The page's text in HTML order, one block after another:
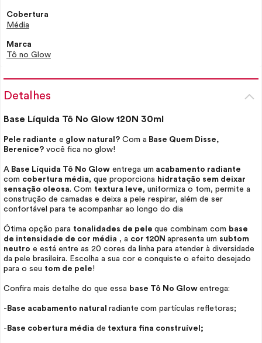
Cobertura
Média
Marca
Tô no Glow
Detalhes
Base Líquida Tô No Glow 120N 30ml
Pele radiante e glow natural? Com a Base Quem Disse,
Berenice? você fica no glow!
A Base Líquida Tô No Glow entrega um acabamento radiante
com cobertura média, que proporciona hidratação sem deixar
sensação oleosa. Com textura leve, uniformiza o tom, permite a
construção de camadas e deixa a pele respirar, além de ser
confortável para te acompanhar ao longo do dia
Ótima opção para tonalidades de pele que combinam com base
de intensidade de cor média , a cor 120N apresenta um subtom
neutro e está entre as 20 cores da linha para atender à diversidade
da pele brasileira. Escolha a sua cor e conquiste o efeito desejado
para o seu tom de pele!
Confira mais detalhe do que essa base Tô No Glow entrega:
- Base acabamento natural radiante com partículas refletoras;
- Base cobertura média de textura fina construível;